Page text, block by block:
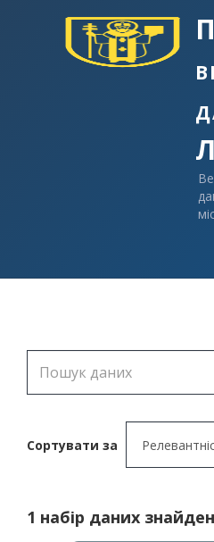
Сортувати за
1 набір даних